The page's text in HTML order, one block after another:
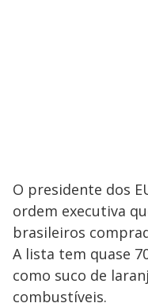
O presidente dos
ordem executiva
brasileiros
A lista tem quase
como suco de
combustíveis.